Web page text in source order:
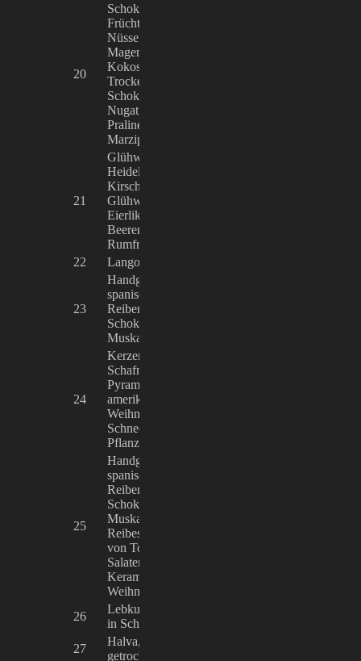
20
Schoko-Früchte, glasierte
Früchte, gebrannte Mandeln und
Nüsse aus aller Welt,
Magenbrot, Marzipan- und
Kokosspezialitäten,
Trockenobstpralinen,
Schokoladenspezialitäten,
Nugat, Marzipan,
Pralinenstangen, Kokosnüsse,
Marzipankartoffeln
21
Glühwein, Bratapfelglühwein,
Heidelbeerglühwein,
Kirschglühwein, Kinderpunsch,
Glühwein mit Schuss,
Eierlikörpunsch, Obst- und
Beerenglühwein mit eingelegten
Rumfrüchten
22 Langos, nur deftig, nicht süß
23
Handgefertigte, handbemalte
spanische Keramikreiben zum
Reiben von Ingwer, Nüssen,
Schokolade, Knoblauch,
Muskatnüssen u.v.m.
24
Kerzen, Windlichter, Engel,
Schafmilchseifen, Leuchtgläser,
Pyramiden, Karussells,
amerikanischer
Weihnachtsschmuck,
Schneekugeln, Specksteintiere,
Pflanzenölseifen, Lotosblüten
25
Handgefertigte, handbemalte
spanische Keramikreiben zum
Reiben von Ingwer, Nüssen,
Schokolade, Knoblauch,
Muskatnüssen u.v.m.,
Reibeschüsseln zum Herstellen
von Tomatensoßen, Zaziki,
Salaten etc., Handbemalte
Keramikfiguren und -stecker mit
Weihnachts- sowie Tiermotiven
26
Lebkuchen, Stollen, Lebkuchen
in Schneeballenformat
27
Halva, Süßigkeiten aus Sesam,
getrocknete Früchte